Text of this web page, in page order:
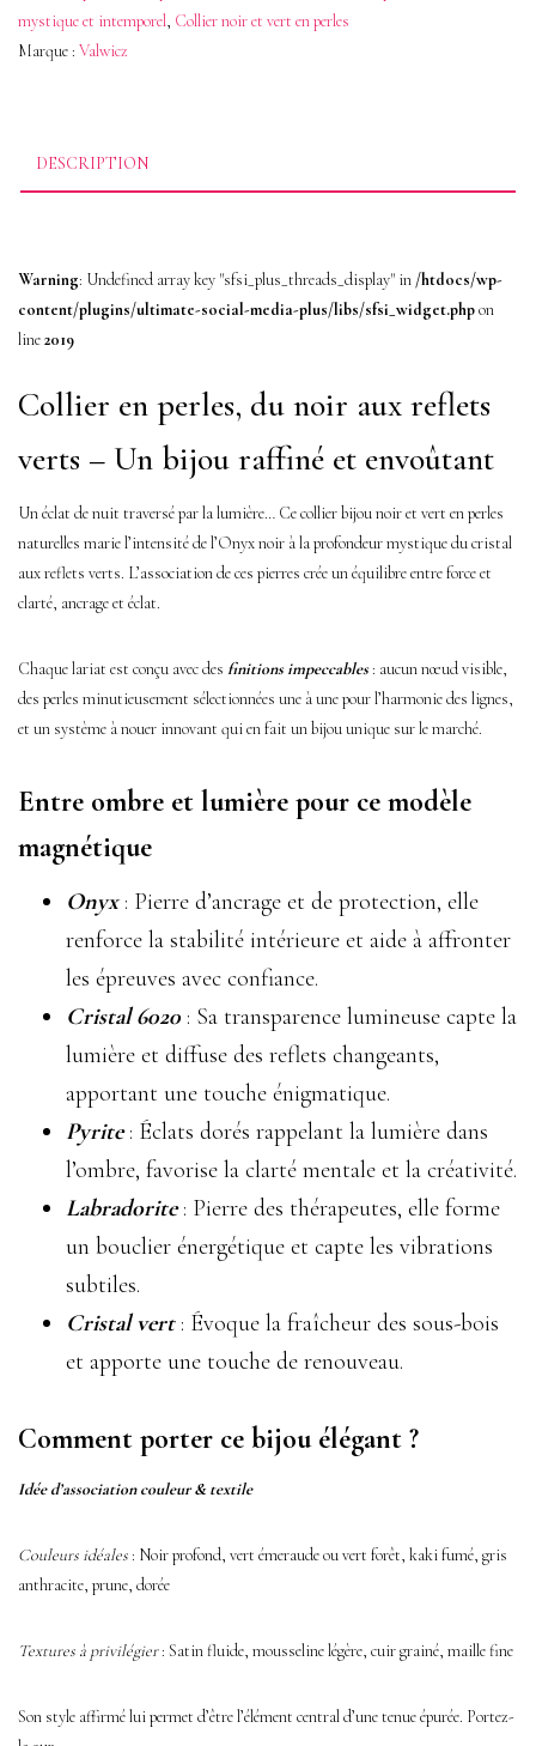
vert
d'Onyx
–
Mystique
et
Intemporelle
mystique et intemporel, Collier noir et vert en perles
Marque : Valwicz
DESCRIPTION
Warning: Undefined array key "sfsi_plus_threads_display" in /htdocs/wp-
content/plugins/ultimate-social-media-plus/libs/sfsi_widget.phpon
line2019
Collier en perles, du noir aux reflets
verts – Un bijou raffiné et envoûtant
Un éclat de nuit traversé par la lumière… Ce collier bijou noir et vert en perles
naturelles marie l’intensité de l’Onyx noir à la profondeur mystique du cristal
aux reflets verts. L’association de ces pierres crée un équilibre entre force et
clarté, ancrage et éclat.
Chaque lariat est conçu avec des finitions impeccables : aucun nœud visible,
des perles minutieusement sélectionnées une à une pour l’harmonie des lignes,
et un système à nouer innovant qui en fait un bijou unique sur le marché.
Entre ombre et lumière pour ce modèle
magnétique
Onyx : Pierre d’ancrage et de protection, elle
renforce la stabilité intérieure et aide à affronter
les épreuves avec confiance.
Cristal 6020 : Sa transparence lumineuse capte la
lumière et diffuse des reflets changeants,
apportant une touche énigmatique.
Pyrite : Éclats dorés rappelant la lumière dans
l’ombre, favorise la clarté mentale et la créativité.
Labradorite : Pierre des thérapeutes, elle forme
un bouclier énergétique et capte les vibrations
subtiles.
Cristal vert: Évoque la fraîcheur des sous-bois
et apporte une touche de renouveau.
Comment porter ce bijou élégant ?
Idée d’association couleur & textile
Couleurs idéales : Noir profond, vert émeraude ou vert forêt, kaki fumé, gris
anthracite, prune, dorée
Textures à privilégier: Satin fluide, mousseline légère, cuir grainé, maille fine
Son style affirmé lui permet d’être l’élément central d’une tenue épurée. Portez-